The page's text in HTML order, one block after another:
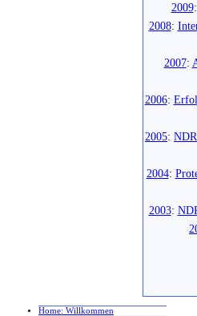
2009:
2008:
2007:
2006:
2005:
2004:
2003:
Home: Willkommen